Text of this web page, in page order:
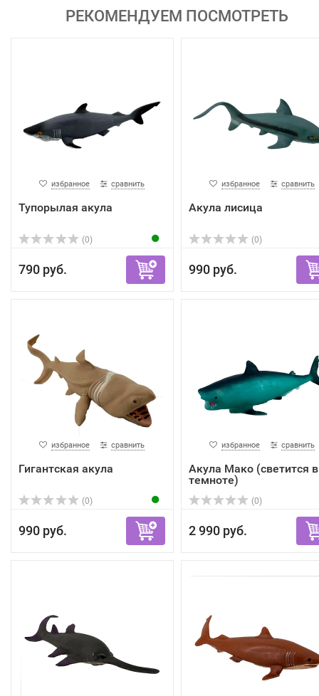
РЕКОМЕНДУЕМ ПОСМОТРЕТЬ
избранное сравнить
Тупорылая акула
(0)
790 руб.
избранное сравнить
Акула лисица
(0)
990 руб.
избранное сравнить
Гигантская акула
(0)
990 руб.
избранное сравнить
Акула Мако (светится в
темноте)
(0)
2 990 руб.